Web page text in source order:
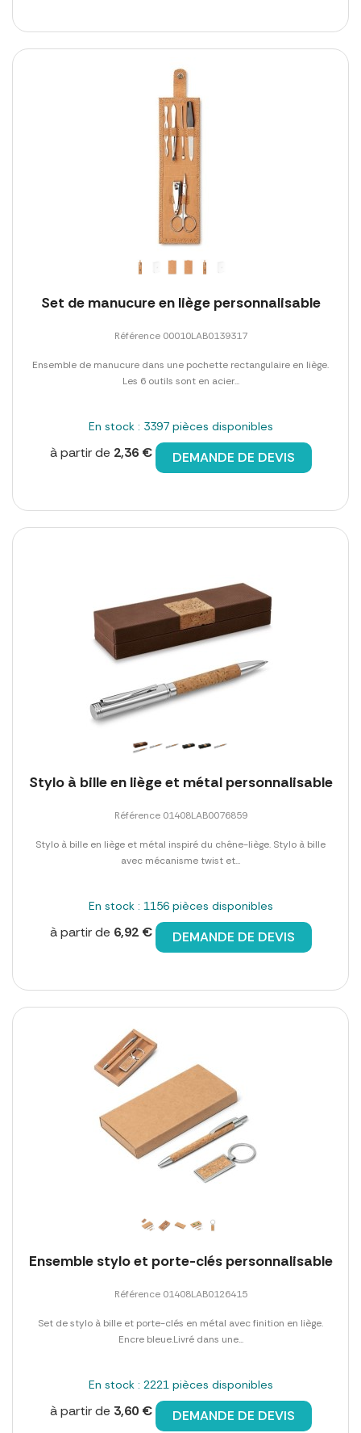
Set de manucure en liège personnalisable
Référence 00010LAB0139317
Ensemble de manucure dans une pochette rectangulaire en liège.
Les 6 outils sont en acier...
En stock : 3397 pièces disponibles
à partir de 2,36 € DEMANDE DE DEVIS
Stylo à bille en liège et métal personnalisable
Référence 01408LAB0076859
Stylo à bille en liège et métal inspiré du chêne-liège. Stylo à bille
avec mécanisme twist et...
En stock : 1156 pièces disponibles
à partir de 6,92 € DEMANDE DE DEVIS
Ensemble stylo et porte-clés personnalisable
Référence 01408LAB0126415
Set de stylo à bille et porte-clés en métal avec finition en liège.
Encre bleue.Livré dans une...
En stock : 2221 pièces disponibles
à partir de 3,60 € DEMANDE DE DEVIS